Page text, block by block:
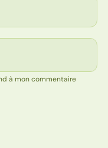
à mon commentaire